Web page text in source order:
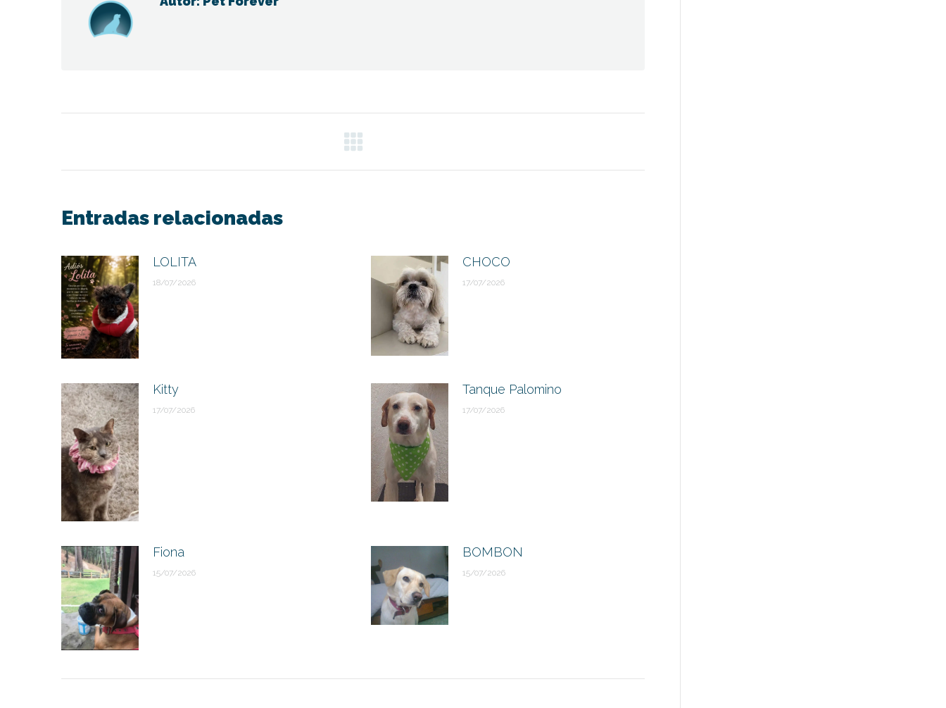
entre
publicaciones
Entradas relacionadas
LOLITA
18/07/2026
CHOCO
17/07/2026
Kitty
17/07/2026
Tanque Palomino
17/07/2026
Fiona
15/07/2026
BOMBON
15/07/2026